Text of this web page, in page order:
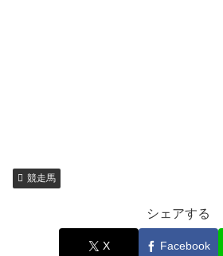
競走馬
シェアする
X Facebook